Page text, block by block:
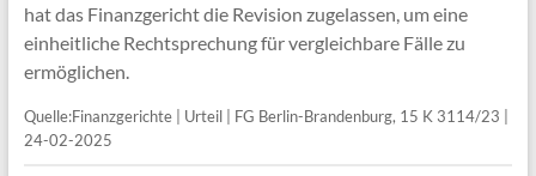
hat das Finanzgericht die Revision zugelassen, um eine
einheitliche Rechtsprechung für vergleichbare Fälle zu
ermöglichen.
Quelle:Finanzgerichte | Urteil | FG Berlin-Brandenburg, 15 K 3114/23 |
24-02-2025